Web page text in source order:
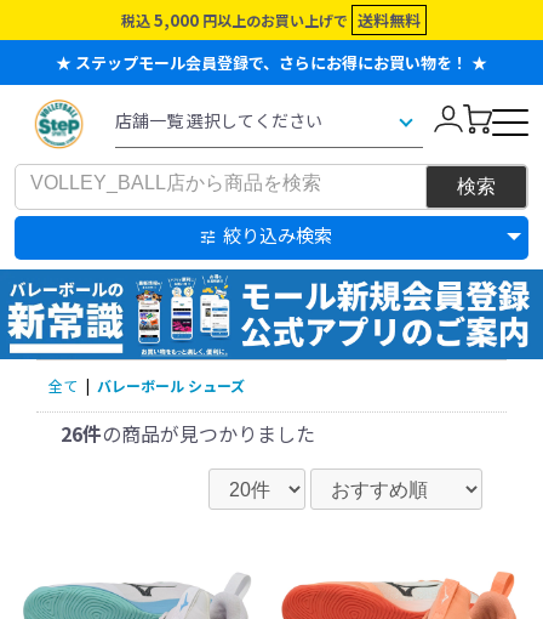
税込 5,000 円以上のお買い上げで 送料無料
★ ステップモール会員登録で、さらにお得にお買い物を！ ★
絞り込み検索
全て | バレーボール シューズ
26件の商品が見つかりました